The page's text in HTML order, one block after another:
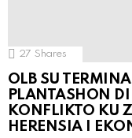
27 Shares
OLB SU
PLANTASHON
KONFLIKTO KU
HERENSIA I